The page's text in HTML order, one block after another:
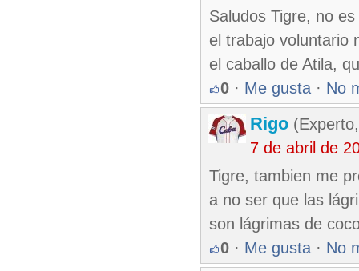
Saludos Tigre, no
el trabajo voluntario
el caballo de Atila,
0 · Me gusta · No
Rigo
7 de abril de
Tigre, tambien me
a no ser que las
son lágrimas de
0 · Me gusta · No